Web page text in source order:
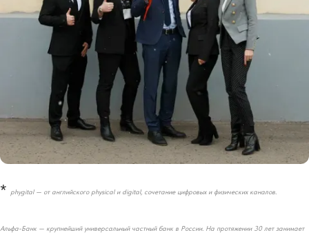
* phygital — от английского physical и digital, сочетание цифровых и физических каналов.
Альфа-Банк — крупнейший универсальный частный банк в России. На протяжении 30 лет занимает